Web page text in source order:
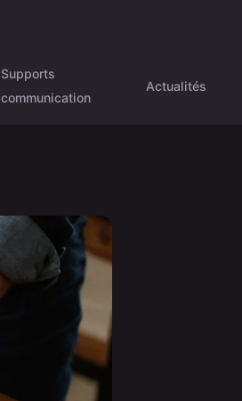
Supports
communication
Actualités